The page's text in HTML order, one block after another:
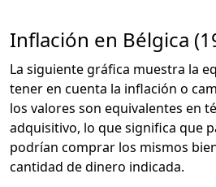
Inflación en Bélgica
La siguiente gráfica muestra la
tener en cuenta la inflación o
los valores son equivalentes en
adquisitivo, lo que significa que
podrían comprar los mismos
cantidad de dinero indicada.